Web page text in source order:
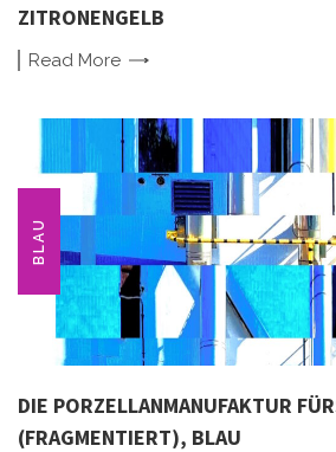
ZITRONENGELB
Read More
BLAU
DIE PORZELLANMANUFAKTUR
(FRAGMENTIERT), BLAU